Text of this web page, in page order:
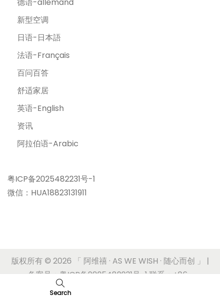
新型空调
日语-日本語
法语-Français
百问百答
舒适家居
英语-English
资讯
阿拉伯语-Arabic
粤ICP备2025482231号-1
微信：HUA18823131911
Search
版权所有 © 2026 「 阿维禧 · AS WE WISH · 随心而创 」
|
备案号：粤ICP备2025482231号-1 联系：+86-